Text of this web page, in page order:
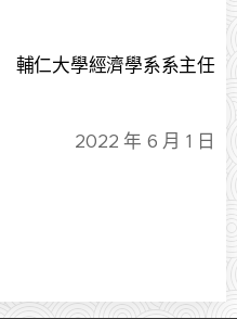
輔仁大學經濟學系系主任
2022 年 6 月 1 日